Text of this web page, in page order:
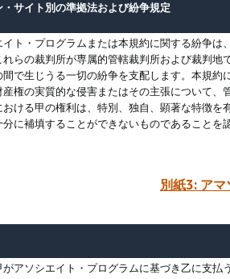
・サイト別の準拠法および紛争規定
イト・プログラムまたは本規約に関する紛争
れらの裁判所が専属的管轄裁判所および裁判
間で生じうる一切の紛争を支配します。本規
産権の実質的な侵害またはその主張について
おける甲の権利は、特別、独自、顕著な特徴
分に補填することができないものであることを
別紙3: ア
がアソシエイト・プログラムに基づき乙に支